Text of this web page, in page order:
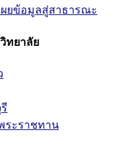
ผยข้อมูลสู่สาธารณะ
ทยาลัย
ระราชทาน